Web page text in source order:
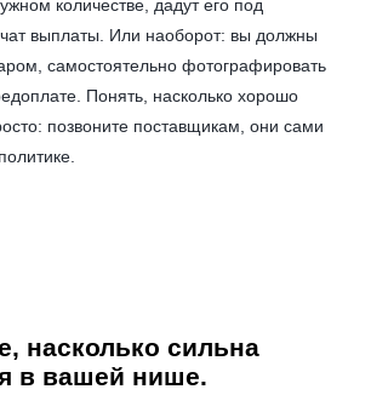
количестве, дадут его под
выплаты. Или наоборот: вы должны
самостоятельно фотографировать
Понять, насколько хорошо
позвоните поставщикам, они сами
насколько сильна
в вашей нише.